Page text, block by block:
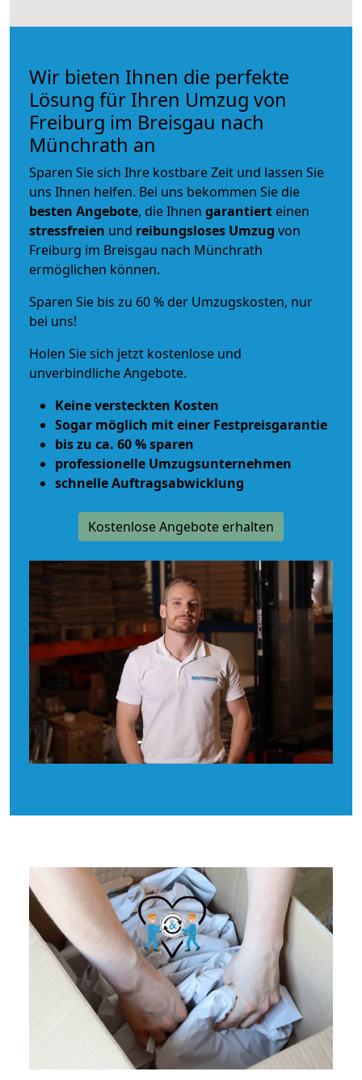
Wir bieten Ihnen die perfekte
Lösung für Ihren Umzug von
Freiburg im Breisgau nach
Münchrath an
Sparen Sie sich Ihre kostbare Zeit und lassen Sie
uns Ihnen helfen. Bei uns bekommen Sie die
besten Angebote, die Ihnen garantiert einen
stressfreien und reibungsloses Umzug von
Freiburg im Breisgau nach Münchrath
ermöglichen können.
Sparen Sie bis zu 60 % der Umzugskosten, nur
bei uns!
Holen Sie sich jetzt kostenlose und
unverbindliche Angebote.
Keine versteckten Kosten
Sogar möglich mit einer Festpreisgarantie
bis zu ca. 60 % sparen
professionelle Umzugsunternehmen
schnelle Auftragsabwicklung
Kostenlose Angebote erhalten